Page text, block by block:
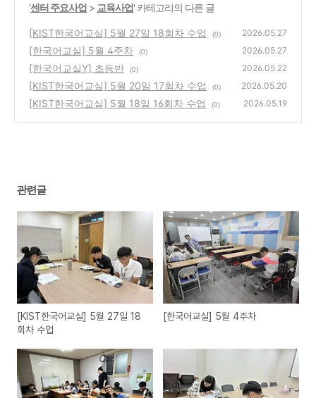
'센터 주요사업 > 교육사업' 카테고리의 다른 글
[KIST한국어교실] 5월 27일 18회차 수업 (0) 2026.05.27
[한국어교실] 5월 4주차 (0) 2026.05.27
[한국어교실Y] 초등반 (0) 2026.05.22
[KIST한국어교실] 5월 20일 17회차 수업 (0) 2026.05.20
[KIST한국어교실] 5월 18일 16회차 수업 (0) 2026.05.19
관련글
[KIST한국어교실] 5월 27일 18
회차 수업
[한국어교실] 5월 4주차